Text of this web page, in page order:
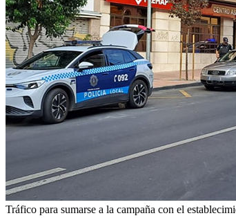
Tráfico para sumarse a la campaña con el